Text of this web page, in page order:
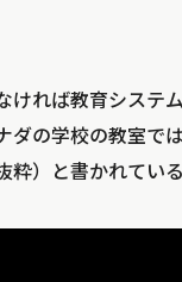
れば教育システ
ダの学校の教室で
）と書かれている